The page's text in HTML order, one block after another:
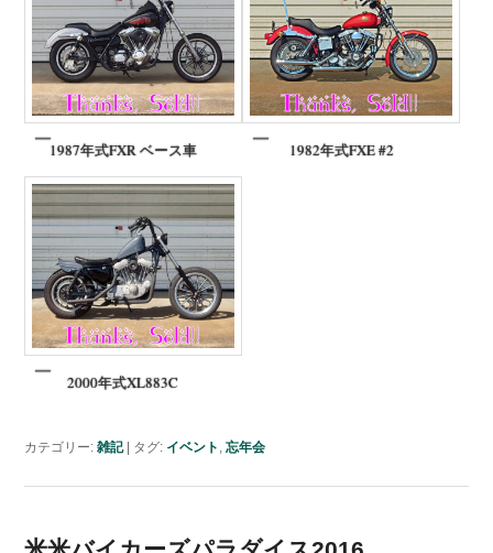
1987年式FXR ベース車 1982年式FXE #2
2000年式XL883C
カテゴリー: 雑記 タグ: イベント , 忘年会